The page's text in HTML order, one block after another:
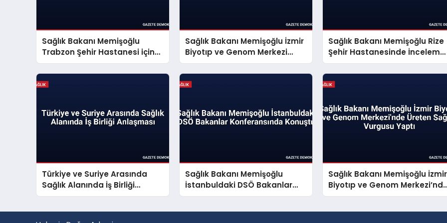
Sağlık Bakanı Memişoğlu
Trabzon Şehir Hastanesi için
tarih verdi
Sağlık Bakanı Memişoğlu İzmir
Biyotıp ve Genom Merkezi
İncelemelerinde
Sağlık Bakanı Memişoğlu Rize
Şehir Hastanesinde İnceleme
Yaptı
Türkiye ve Suriye Arasında
Sağlık Alanında İş Birliği
Anlaşması
Sağlık Bakanı Memişoğlu
İstanbuldaki DSÖ Bakanlar
Konferansında Konuştu
Sağlık Bakanı Memişoğlu İzmir
Biyotıp ve Genom
Üreten Sağlık Vurgusu Yaptı